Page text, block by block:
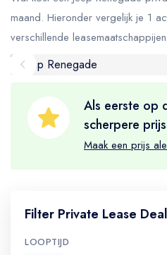
maand. Hieronder vergelijk je 1
verschillende
Als eerste op
scherpere
Maak een prijs
Filter Private Lease
LOOPTIJD